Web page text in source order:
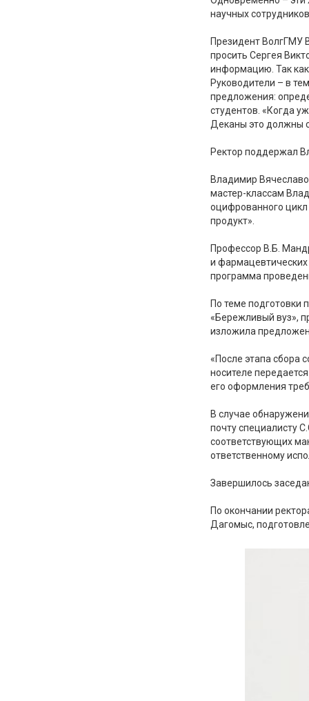
научных
Президент ВолгГМУ
просить Сергея
информацию. Так как
Руководители – в
предложения:
студентов. «Когда
Деканы это должны
Ректор поддержал
Владимир
мастер-классам
оцифрованного
продукт».
Профессор В.Б.
и фармацевтических
программа
По теме подготовки
«Бережливый вуз»,
изложила
«После этапа сбора
носителе
его оформления
В случае
почту специалисту
соответствующих
ответственному
Завершилось
По окончании
Дагомыс,